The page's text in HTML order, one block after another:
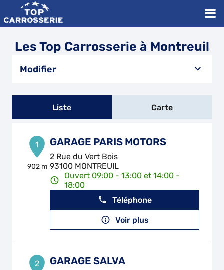
Les Top Carrosserie à Montreuil
Modifier
Liste Carte
1
902 m
GARAGE PARIS MOTORS
2 Rue du Vert Bois
93100 MONTREUIL
Ouvert 09:00 - 13:00 et 14:00 -
18:00
Téléphone
Voir plus
2 GARAGE SALVA